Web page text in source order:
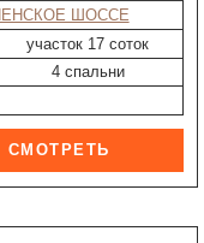
ШОССЕ
участок 17 соток
4 спальни